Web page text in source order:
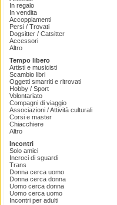
In regalo
In vendita
Accoppiamenti
Persi / Trovati
Dogsitter / Catsitter
Accessori
Altro
Tempo libero
Artisti e musicisti
Scambio libri
Oggetti smarriti e ritrovati
Hobby / Sport
Volontariato
Compagni di viaggio
Associazioni / Attività culturali
Corsi e master
Chiacchiere
Altro
Incontri
Solo amici
Incroci di sguardi
Trans
Donna cerca uomo
Donna cerca donna
Uomo cerca donna
Uomo cerca uomo
Incontri per adulti